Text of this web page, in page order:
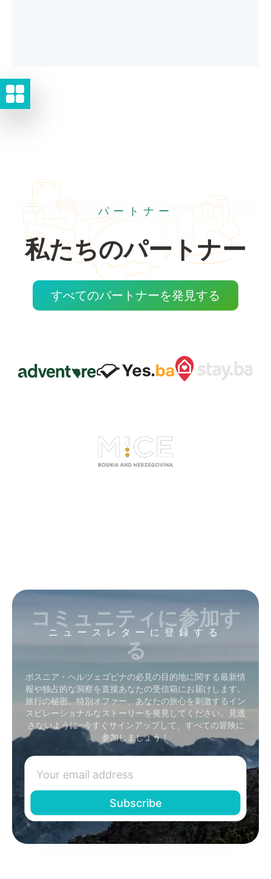
パートナー
私たちのパートナー
すべてのパートナーを発見する
ニュースレターに登録する
コミュニティに参加す
る
ボスニア・ヘルツェゴビナの必見の目的地に関する最新情
報や独占的な洞察を直接あなたの受信箱にお届けします。
旅行の秘密、特別オファー、あなたの旅心を刺激するイン
スピレーショナルなストーリーを発見してください。見逃
さないように–今すぐサインアップして、すべての冒険に
参加しましょう！